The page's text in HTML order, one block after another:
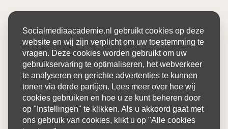
Socialmediaacademie.nl gebruikt cookies op deze
website en wij zijn verplicht om uw toestemming te
vragen. Deze cookies worden gebruikt om uw
gebruikservaring te optimaliseren, het webverkeer
te analyseren en gerichte advertenties te kunnen
tonen via derde partijen. Lees meer over hoe wij
cookies gebruiken en hoe u ze kunt beheren door
op "Instellingen" te klikken. Als u akkoord gaat met
ons gebruik van cookies, klikt u op "Alle cookies